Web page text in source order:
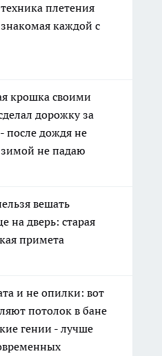
плетения
каждой с
крошка своими
дорожку за
после дождя не
не падаю
вешать
на дверь: старая
примета
и не опилки: вот
потолок в бане
гении - лучше